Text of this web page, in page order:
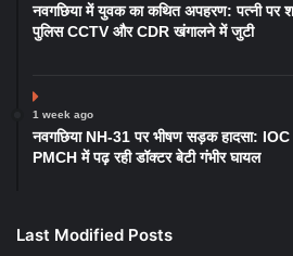
नवगछिया में युवक का कथित अपहरण: पत्नी पर
पुलिस CCTV और CDR खंगालने में जुटी
1 week ago
नवगछिया NH-31 पर भीषण सड़क हादसा: IOC
PMCH में पढ़ रही डॉक्टर बेटी गंभीर घायल
Last Modified Posts